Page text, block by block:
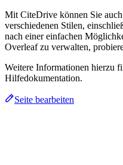
Mit CiteDrive können Sie
verschiedenen Stilen,
nach einer einfachen
Overleaf zu verwalten,
Weitere Informationen hierzu
Hilfedokumentation.
Seite bearbeiten